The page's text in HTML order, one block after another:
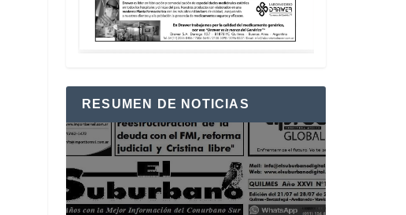
RESUMEN DE NOTICIAS
Reproductor
de
vídeo